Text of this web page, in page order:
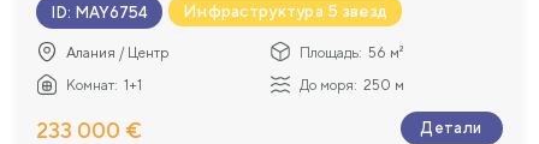
ID: MAY6754 Инфраструктура 5 звезд
Алания / Центр Площадь: 56 м²
Комнат: 1+1 До моря: 250 м
233 000 € Детали